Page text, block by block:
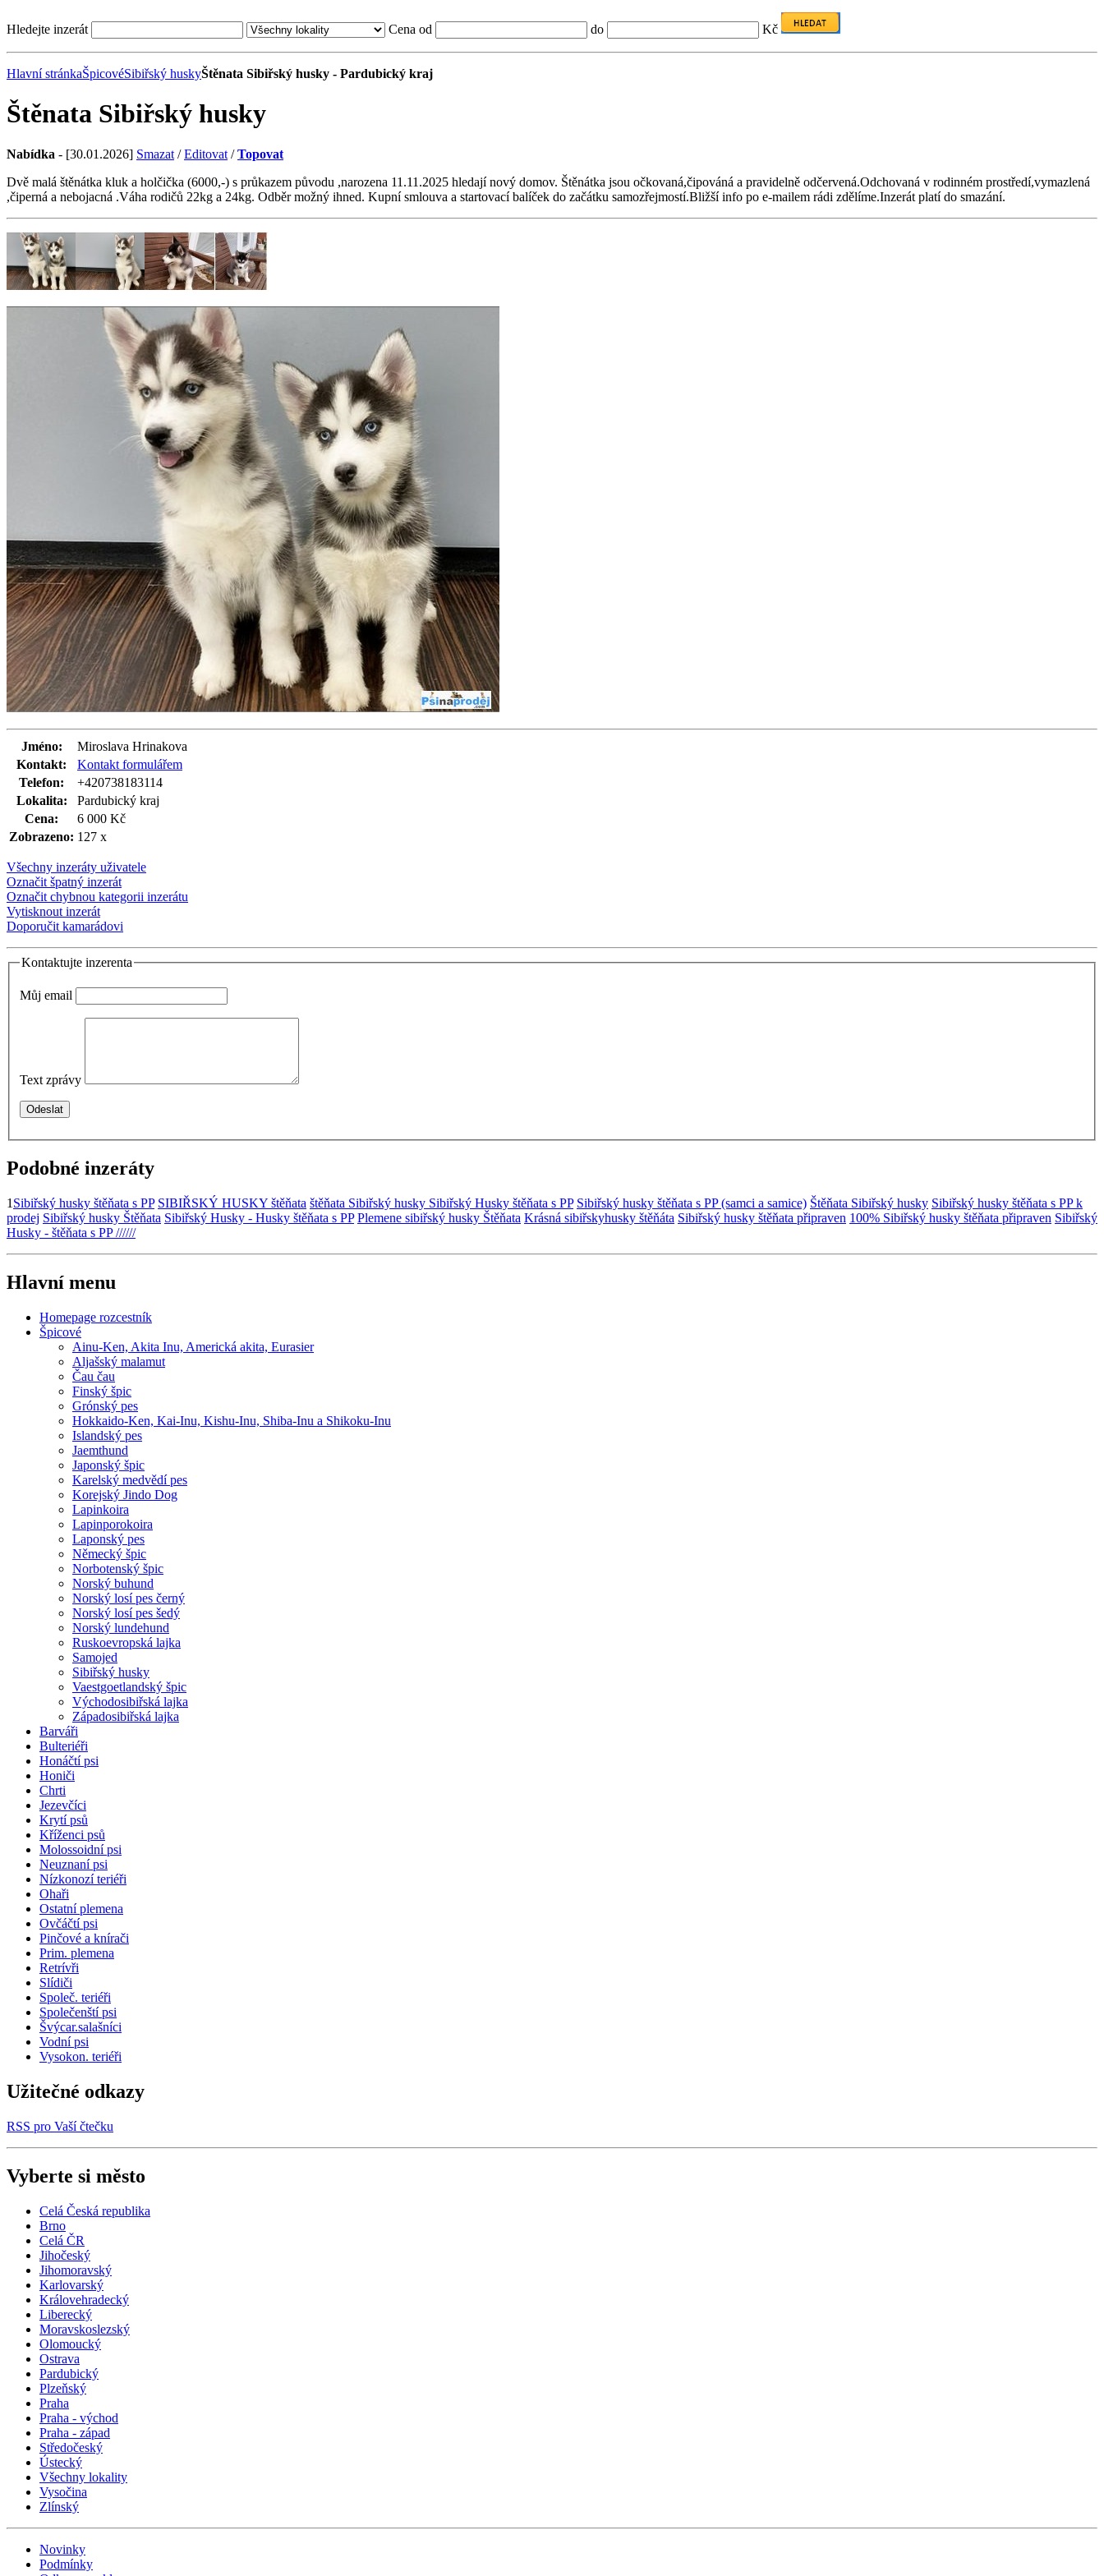
Hledejte inzerát Cena od do Kč
Hlavní stránkaŠpicovéSibiřský huskyŠtěnata Sibiřský husky - Pardubický kraj
Štěnata Sibiřský husky
Nabídka - [30.01.2026] Smazat /Editovat /Topovat
Dvě malá štěnátka kluk a holčička (6000,-) s průkazem původu ,narozena 11.11.2025 hledají nový domov. Štěnátka jsou očkovaná,čipováná a pravidelně odčervená.Odchovaná v rodinném prostředí,vymazlená
,čiperná a nebojacná .Váha rodičů 22kg a 24kg. Odběr možný ihned. Kupní smlouva a startovací balíček do začátku samozřejmostí.Bližší info po e-mailem rádi zdělíme.Inzerát platí do smazání.
Jméno:
Miroslava Hrinakova
Kontakt:
Kontakt formulářem
Telefon:
+420738183114
Lokalita:
Pardubický kraj
Cena:
6 000 Kč
Zobrazeno: 127 x
Všechny inzeráty uživatele
Označit špatný inzerát
Označit chybnou kategorii inzerátu
Vytisknout inzerát
Doporučit kamarádovi
Kontaktujte inzerenta
Můj email
Text zprávy
Podobné inzeráty
1 Sibiřský husky štěňata s PP SIBIŘSKÝ HUSKY štěňata štěňata Sibiřský husky Sibiřský Husky štěňata s PP Sibiřský husky štěňata s PP (samci a samice) Štěňata Sibiřský husky Sibiřský husky štěňata s PP k
prodej Sibiřský husky Štěňata Sibiřský Husky - Husky štěňata s PP Plemene sibiřský husky Štěňata Krásná sibiřskyhusky štěňáta Sibiřský husky štěňata připraven 100% Sibiřský husky štěňata připraven Sibiřský
Husky - štěňata s PP //////
Hlavní menu
Homepage rozcestník
Špicové
Ainu-Ken, Akita Inu, Americká akita, Eurasier
Aljašský malamut
Čau čau
Finský špic
Grónský pes
Hokkaido-Ken, Kai-Inu, Kishu-Inu, Shiba-Inu a Shikoku-Inu
Islandský pes
Jaemthund
Japonský špic
Karelský medvědí pes
Korejský Jindo Dog
Lapinkoira
Lapinporokoira
Laponský pes
Německý špic
Norbotenský špic
Norský buhund
Norský losí pes černý
Norský losí pes šedý
Norský lundehund
Ruskoevropská lajka
Samojed
Sibiřský husky
Vaestgoetlandský špic
Východosibiřská lajka
Západosibiřská lajka
Barváři
Bulteriéři
Honáčtí psi
Honiči
Chrti
Jezevčíci
Krytí psů
Kříženci psů
Molossoidní psi
Neuznaní psi
Nízkonozí teriéři
Ohaři
Ostatní plemena
Ovčáčtí psi
Pinčové a knírači
Prim. plemena
Retrívři
Slídiči
Společ. teriéři
Společenští psi
Švýcar.salašníci
Vodní psi
Vysokon. teriéři
Užitečné odkazy
RSS pro Vaší čtečku
Vyberte si město
Celá Česká republika
Brno
Celá ČR
Jihočeský
Jihomoravský
Karlovarský
Královehradecký
Liberecký
Moravskoslezský
Olomoucký
Ostrava
Pardubický
Plzeňský
Praha
Praha - východ
Praha - západ
Středočeský
Ústecký
Všechny lokality
Vysočina
Zlínský
Novinky
Podmínky